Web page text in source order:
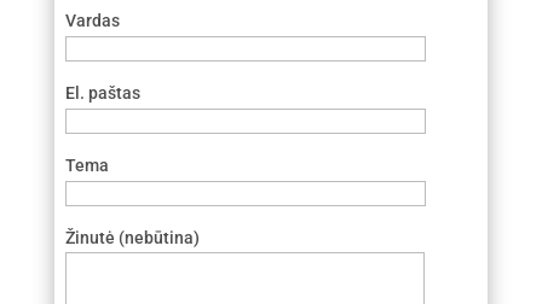
Vardas
El. paštas
Tema
Žinutė (nebūtina)